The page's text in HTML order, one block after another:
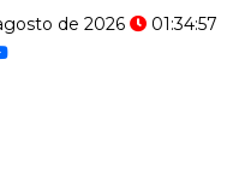
de 2026
01:34:58